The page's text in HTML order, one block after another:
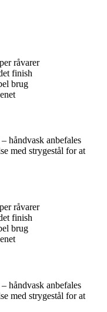
råvarer
finish
brug
håndvask anbefales
med strygestål for at
råvarer
finish
brug
håndvask anbefales
med strygestål for at